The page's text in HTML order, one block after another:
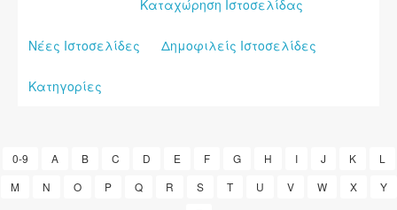
Καταχώρηση Ιστοσελίδας
Νέες Ιστοσελίδες Δημοφιλείς Ιστοσελίδες
Κατηγορίες
0-9 A B C D E F G H I J K
L
M
N O P Q R S T U V W X
Y